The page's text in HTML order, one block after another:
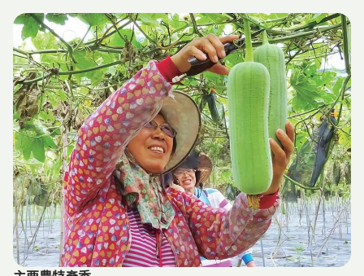
搭乘高鐵、台鐵至台中，轉乘客運可直達日月潭， 或搭至
埔里轉車至日月潭、頭社。